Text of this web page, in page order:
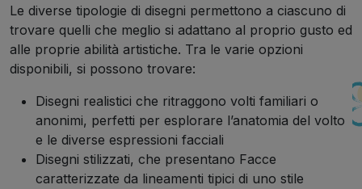
Le diverse tipologie di disegni permettono a ciascuno di
trovare quelli che meglio si adattano al proprio gusto ed
alle proprie abilità artistiche. Tra le varie opzioni
disponibili, si possono trovare:
Disegni realistici che ritraggono volti familiari o
anonimi, perfetti per esplorare l’anatomia del volto
e le diverse espressioni facciali
Disegni stilizzati, che presentano Facce
caratterizzate da lineamenti tipici di uno stile